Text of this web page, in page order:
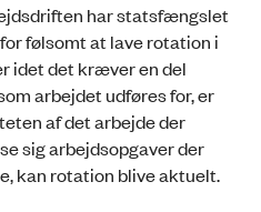
har statsfængslet
følsomt at lave rotation i
idet det kræver en del
arbejdet udføres for, er
af det arbejde der
sig arbejdsopgaver der
kan rotation blive aktuelt.